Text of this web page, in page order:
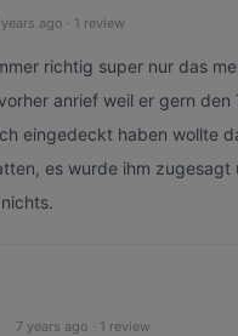
years ago · 1 review
richtig super nur das
anrief weil er gern den
eingedeckt haben wollte
es wurde ihm zugesagt
7 years ago · 1 review